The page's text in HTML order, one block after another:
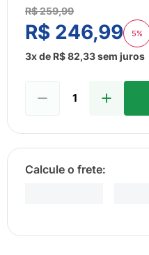
R$259,99
R$ 246,99 5%
3x de R$82,33sem juros